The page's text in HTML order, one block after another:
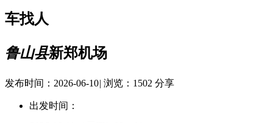
车找人
鲁山县新郑机场
发布时间：2026-06-10| 浏览：1502 分享
出发时间：